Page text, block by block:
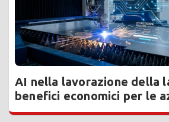
AI nella lavorazione della
benefici economici per le